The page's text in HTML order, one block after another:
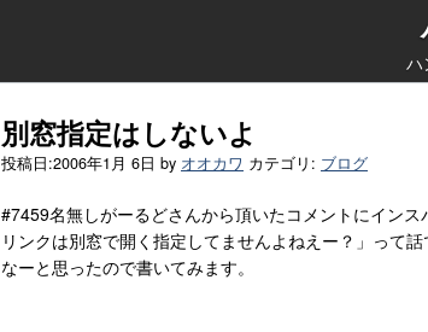
ハ
別窓指定はしないよ
投稿日:2006年1月 6日 by オオカワ カテゴリ: ブログ
#7459名無しがーるどさんから頂いたコメントにイン
リンクは別窓で開く指定してませんよねえー？」って
なーと思ったので書いてみます。